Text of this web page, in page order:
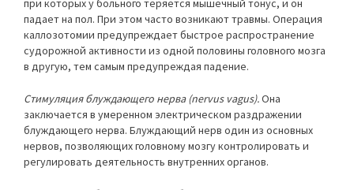
падает на пол. При этом часто возникают травмы. Операция
каллозотомии предупреждает быстрое распространение
судорожной активности из одной половины головного мозга
в другую, тем самым предупреждая падение.
Стимуляция блуждающего нерва (nervus vagus).Она
заключается в умеренном электрическом раздражении
блуждающего нерва. Блуждающий нерв один из основных
нервов, позволяющих головному мозгу контролировать и
регулировать деятельность внутренних органов.